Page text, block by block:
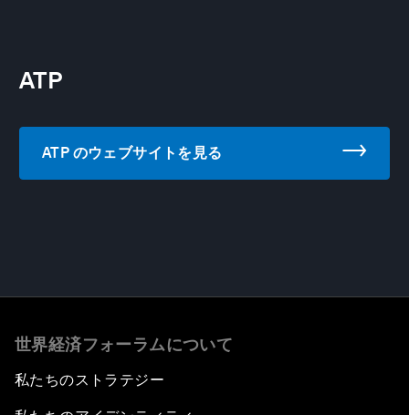
ATP
ATP のウェブサイトを見る
世界経済フォーラムについて
私たちのストラテジー